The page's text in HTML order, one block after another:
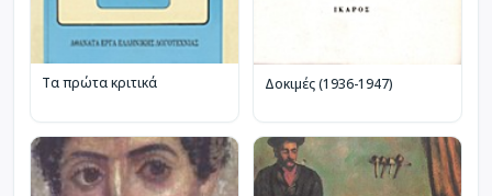
Τα πρώτα κριτικά Δοκιμές (1936-1947)